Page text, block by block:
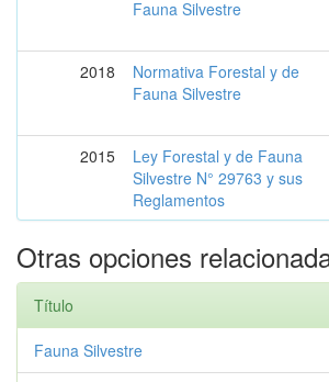
Fauna Silvestre
2018
Normativa Forestal y de
Fauna Silvestre
2015
Ley Forestal y de Fauna
Silvestre N° 29763 y sus
Reglamentos
Otras opciones
Título
Fauna Silvestre